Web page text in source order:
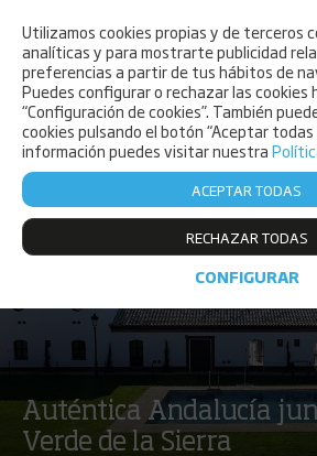
Utilizamos cookies propias y de terceros
analíticas y para mostrarte publicidad
preferencias a partir de tus hábitos de
Puedes configurar o rechazar las cookies
“Configuración de cookies”. También
cookies pulsando el botón “Aceptar todas
información puedes visitar nuestra
ACEPTAR TODAS
RECHAZAR TODAS
CONFIGURAR
PET FRIENDLY
Auténtica Andalucía
Verde de la Sierra